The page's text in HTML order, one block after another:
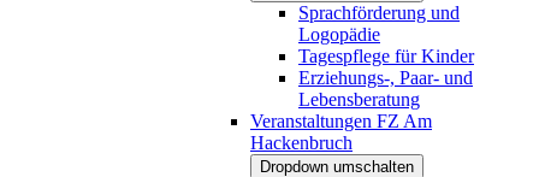
Sprachförderung und
Logopädie
Tagespflege für Kinder
Erziehungs-, Paar- und
Lebensberatung
Veranstaltungen FZ Am
Hackenbruch
Dropdown umschalten